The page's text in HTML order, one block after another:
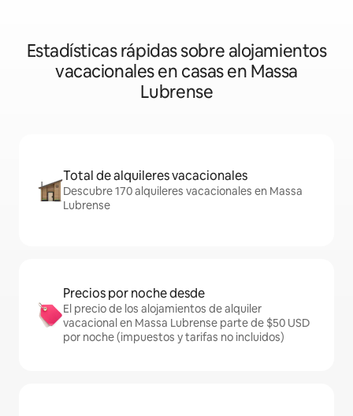
Estadísticas rápidas sobre alojamientos
vacacionales en casas en Massa
Lubrense
Total de alquileres vacacionales
Descubre 170 alquileres vacacionales en Massa
Lubrense
Precios por noche desde
El precio de los alojamientos de alquiler
vacacional en Massa Lubrense parte de $50 USD
por noche (impuestos y tarifas no incluidos)